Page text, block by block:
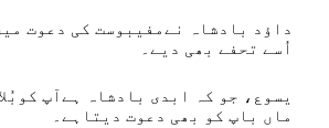
داؤد بادشاہ نےمفیبوست کی دعوت
اُسے تحفے بھی دیے۔
یسوع، جو کہ ابدی بادشاہ ہےآپ
ماں باپ کو بھی دعوت دیتاہے۔